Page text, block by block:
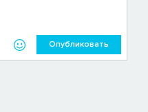
Опубликовать